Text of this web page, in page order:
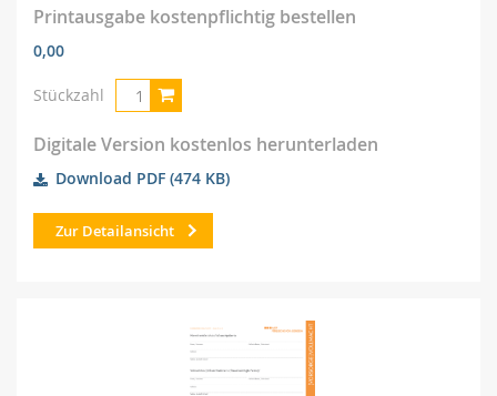
Printausgabe kostenpflichtig bestellen
0,00
Stückzahl
Digitale Version kostenlos herunterladen
Download PDF (474 KB)
Zur Detailansicht